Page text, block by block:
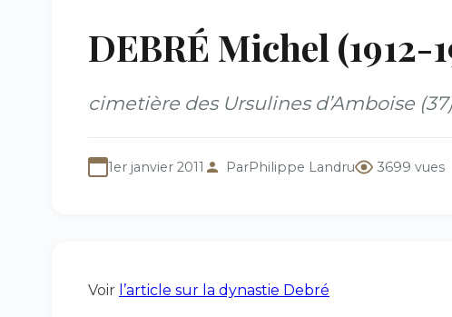
DEBRÉ Michel (1912-
cimetière des Ursulines d’Amboise
1er janvier 2011 ParPhilippe Landru 3699 vues
Voir l’article sur la dynastie Debré